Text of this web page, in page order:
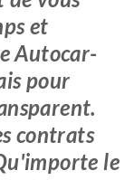
et
Autocar-
pour
contrats
le